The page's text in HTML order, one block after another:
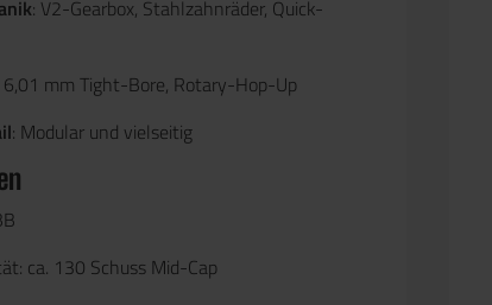
: V2-Gearbox, Stahlzahnräder, Quick-
6,01 mm Tight-Bore, Rotary-Hop-Up
: Modular und vielseitig
ca. 130 Schuss Mid-Cap